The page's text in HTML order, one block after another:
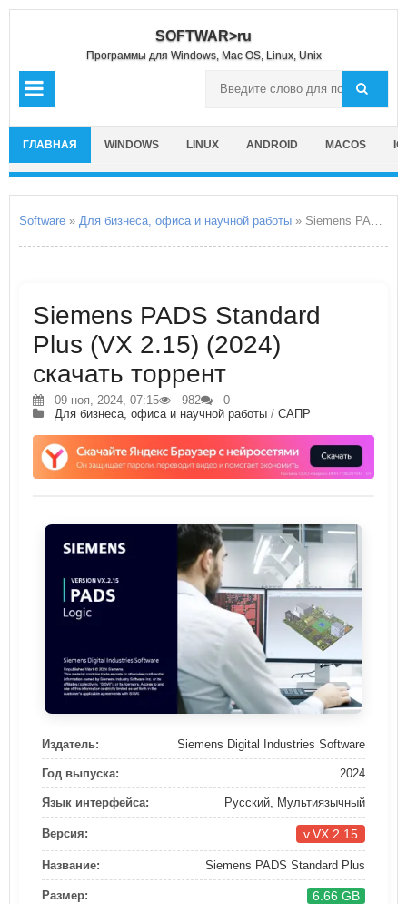
SOFTWAR>ru
Программы для Windows, Mac OS, Linux, Unix
ГЛАВНАЯ WINDOWS LINUX ANDROID MACOS
Software » Для бизнеса, офиса и научной работы » Siemens PADS Standard Plus
Siemens PADS Standard
Plus (VX 2.15) (2024)
скачать торрент
09-ноя, 2024, 07:15 982
0
Для бизнеса, офиса и научной работы / САПР
Издатель: Siemens Digital Industries Software
Год выпуска: 2024
Язык интерфейса: Русский, Мультиязычный
Версия: v.VX 2.15
Название: Siemens PADS Standard Plus
Размер: 6.66 GB